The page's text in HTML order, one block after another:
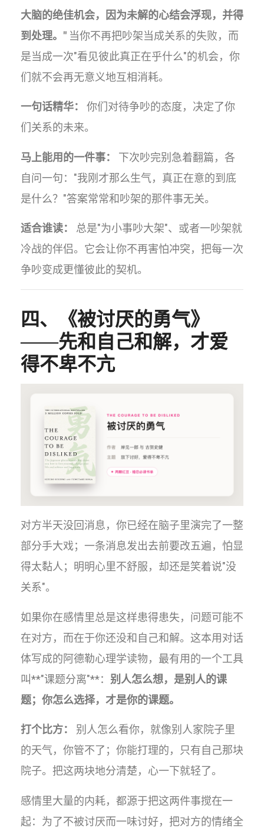
大脑的绝佳机会，因为未解的心结会浮现，并得
到处理。" 当你不再把吵架当成关系的失败，而
是当成一次"看见彼此真正在乎什么"的机会，你
们就不会再无意义地互相消耗。
一句话精华：
你们对待争吵的态度，决定了你
们关系的未来。
马上能用的一件事：
下次吵完别急着翻篇，各
自问一句："我刚才那么生气，真正在意的到底
是什么？"答案常常和吵架的那件事无关。
适合谁读：
总是"为小事吵大架"、或者一吵架就
冷战的伴侣。它会让你不再害怕冲突，把每一次
争吵变成更懂彼此的契机。
四、《被讨厌的勇气》
——先和自己和解，才爱
得不卑不亢
对方半天没回消息，你已经在脑子里演完了一整
部分手大戏；一条消息发出去前要改五遍，怕显
得太黏人；明明心里不舒服，却还是笑着说"没
关系"。
如果你在感情里总是这样患得患失，问题可能不
在对方，而在于你还没和自己和解。这本用对话
体写成的阿德勒心理学读物，最有用的一个工具
叫**"课题分离"**： 别人怎么想，是别人的课
题；你怎么选择，才是你的课题。
打个比方：
别人怎么看你，就像别人家院子里
的天气，你管不了；你能打理的，只有自己那块
院子。把这两块地分清楚，心一下就轻了。
感情里大量的内耗，都源于把这两件事搅在一
起：为了不被讨厌而一味讨好，把对方的情绪全